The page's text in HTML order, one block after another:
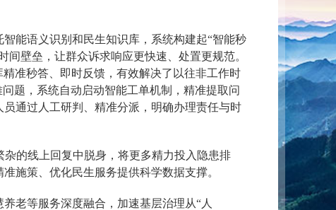
能语义识别和民生知识库，系统构建起“智能秒
壁垒，让群众诉求响应更快速、处置更规范。
准秒答、即时反馈，有效解决了以往非工作时
题，系统自动启动智能工单机制，精准提取问
通过人工研判、精准分派，明确办理责任与时
的线上回复中脱身，将更多精力投入隐患排
施策、优化民生服务提供科学数据支撑。
老等服务深度融合，加速基层治理从“人